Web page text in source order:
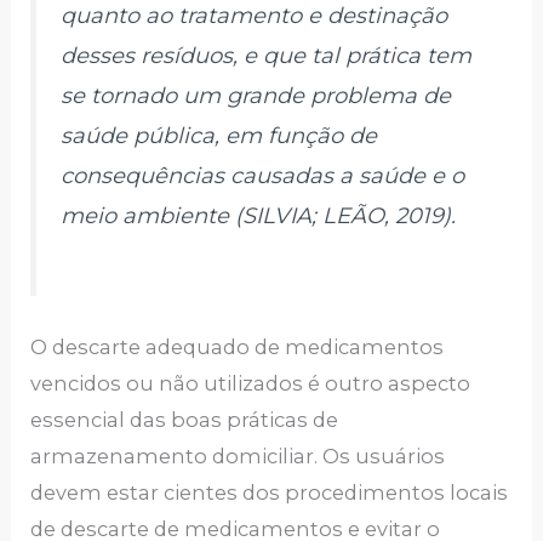
quanto ao tratamento e destinação
desses resíduos, e que tal prática tem
se tornado um grande problema de
saúde pública, em função de
consequências causadas a saúde e o
meio ambiente (SILVIA; LEÃO, 2019).
O descarte adequado de medicamentos
vencidos ou não utilizados é outro aspecto
essencial das boas práticas de
armazenamento domiciliar. Os usuários
devem estar cientes dos procedimentos locais
de descarte de medicamentos e evitar o